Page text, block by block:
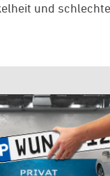
und